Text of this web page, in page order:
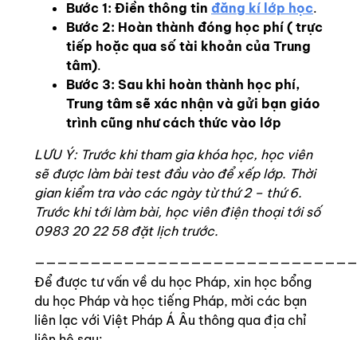
Bước 1: Điền thông tin đăng kí lớp học.
Bước 2: Hoàn thành đóng học phí ( trực
tiếp hoặc qua số tài khoản của Trung
tâm).
Bước 3: Sau khi hoàn thành học phí,
Trung tâm sẽ xác nhận và gửi bạn giáo
trình cũng như cách thức vào lớp
LƯU Ý: Trước khi tham gia khóa học, học viên
sẽ được làm bài test đầu vào để xếp lớp. Thời
gian kiểm tra vào các ngày từ thứ 2 – thứ 6.
Trước khi tới làm bài, học viên điện thoại tới số
0983 20 22 58 đặt lịch trước.
Để được tư vấn về du học Pháp, xin học bổng
du học Pháp và học tiếng Pháp, mời các bạn
liên lạc với Việt Pháp Á Âu thông qua địa chỉ